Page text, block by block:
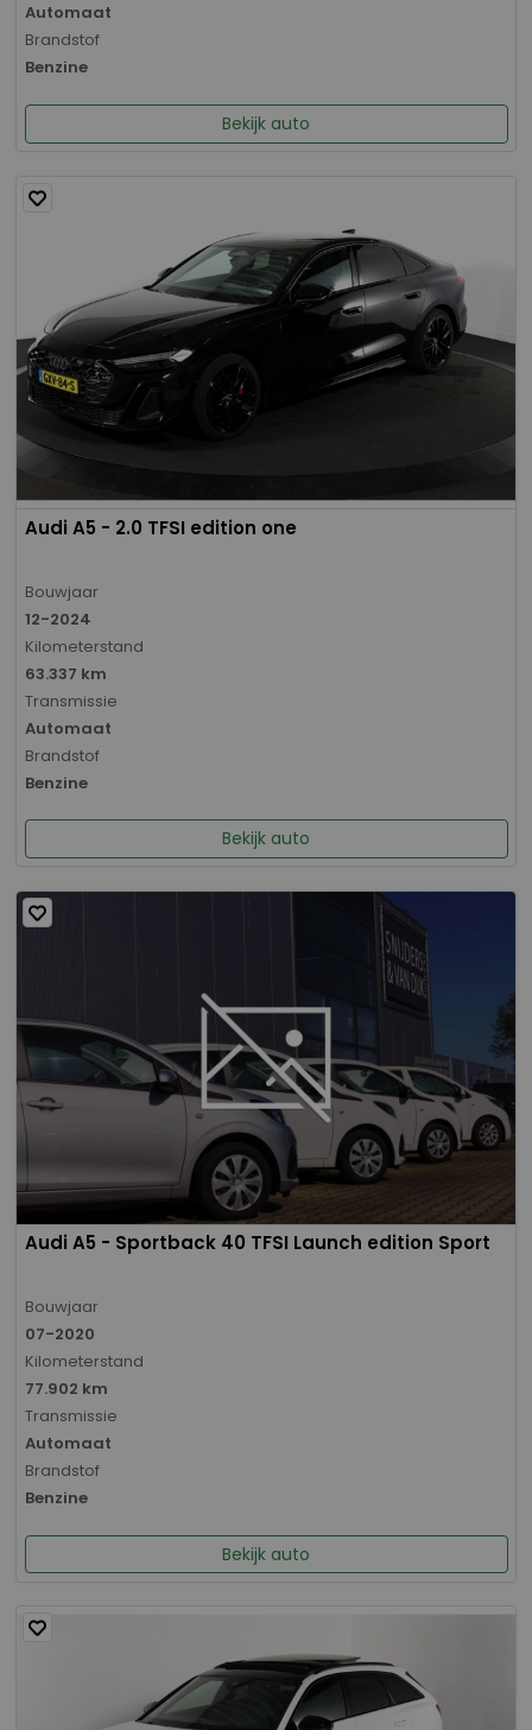
Automaat
Brandstof
Benzine
Bekijk auto
Audi A5 - 2.0 TFSI edition one
Bouwjaar
12-2024
Kilometerstand
63.337 km
Transmissie
Automaat
Brandstof
Benzine
Bekijk auto
Audi A5 - Sportback 40 TFSI Launch edition Sport
Bouwjaar
07-2020
Kilometerstand
77.902 km
Transmissie
Automaat
Brandstof
Benzine
Bekijk auto